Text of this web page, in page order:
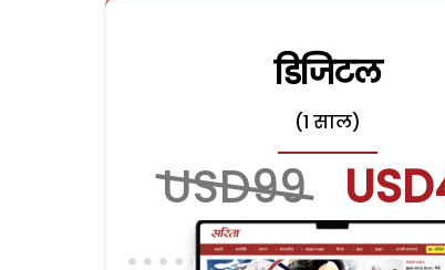
डिजिटल
(1 साल)
USD99